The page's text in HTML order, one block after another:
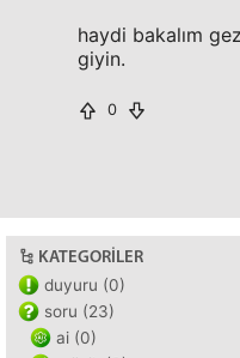
haydi bakalım
giyin.
0
KATEGORILER
duyuru (0)
soru (23)
ai (0)